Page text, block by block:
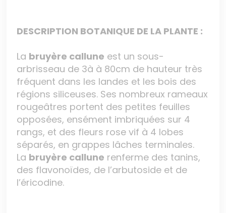
DESCRIPTION BOTANIQUE DE LA PLANTE :
La bruyère callune est un sous-
arbrisseau de 3à à 80cm de hauteur très
fréquent dans les landes et les bois des
régions siliceuses. Ses nombreux rameaux
rougeâtres portent des petites feuilles
opposées, ensément imbriquées sur 4
rangs, et des fleurs rose vif à 4 lobes
séparés, en grappes lâches terminales.
La bruyère callune renferme des tanins,
des flavonoïdes, de l’arbutoside et de
l’éricodine.